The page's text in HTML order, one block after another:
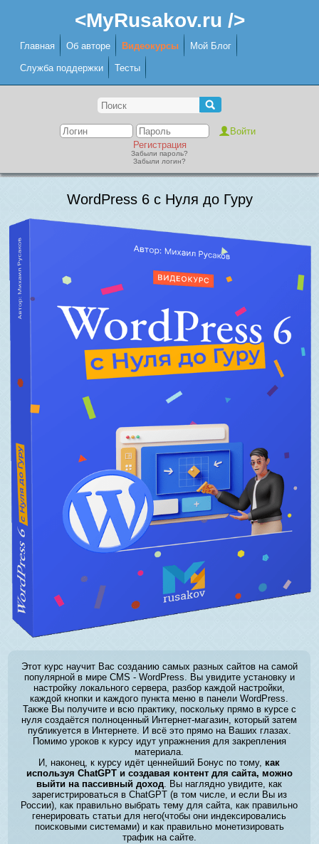
<MyRusakov.ru />
Главная Об авторе Видеокурсы Мой Блог
Служба поддержки Тесты
Регистрация
Забыли пароль?
Забыли логин?
WordPress 6 с Нуля до Гуру
Этот курс научит Вас созданию самых разных сайтов на самой
популярной в мире CMS - WordPress. Вы увидите установку и
настройку локального сервера, разбор каждой настройки,
каждой кнопки и каждого пункта меню в панели WordPress.
Также Вы получите и всю практику, поскольку прямо в курсе с
нуля создаётся полноценный Интернет-магазин, который затем
публикуется в Интернете. И всё это прямо на Ваших глазах.
Помимо уроков к курсу идут упражнения для закрепления
материала.
И, наконец, к курсу идёт ценнейший Бонус по тому,как
используя ChatGPT и создавая контент для сайта, можно
выйти на пассивный доход. Вы наглядно увидите, как
зарегистрироваться в ChatGPT (в том числе, и если Вы из
России), как правильно выбрать тему для сайта, как правильно
генерировать статьи для него(чтобы они индексировались
поисковыми системами) и как правильно монетизировать
трафик на сайте.